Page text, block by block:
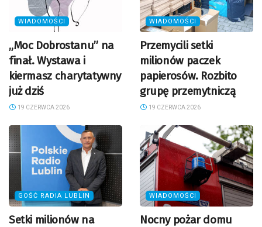
WIADOMOŚCI
„Moc Dobrostanu” na
finał. Wystawa i
kiermasz charytatywny
już dziś
19 CZERWCA 2026
WIADOMOŚCI
Przemycili setki
milionów paczek
papierosów. Rozbito
grupę przemytniczą
19 CZERWCA 2026
GOŚĆ RADIA LUBLIN
Setki milionów na
WIADOMOŚCI
Nocny pożar domu